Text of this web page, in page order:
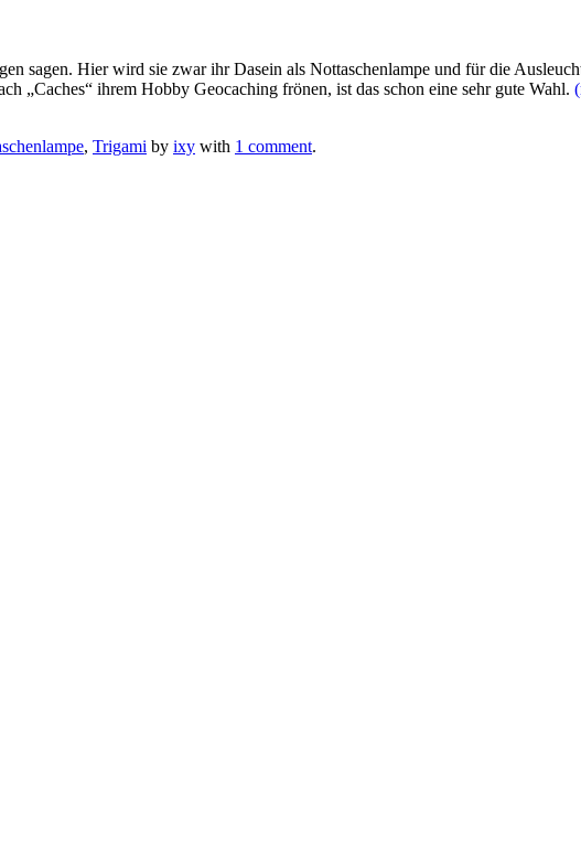
sagen. Hier wird sie zwar ihr Dasein als Nottaschenlampe und für die
„Caches“ ihrem Hobby Geocaching frönen, ist das schon eine sehr gute Wahl.
, Trigami by ixy with 1 comment.